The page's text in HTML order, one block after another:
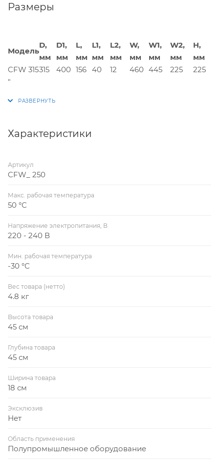
Размеры
Модель
D,
мм
D1,
мм
L,
мм
L1,
мм
L2,
мм
W,
мм
W1,
мм
W2,
мм
H,
мм
CFW 315315 400 156 40 12 460 445 225
225
"
Характеристики
Артикул
CFW_ 250
Макс. рабочая температура
50 °С
Напряжение электропитания, В
220 - 240 В
Мин. рабочая температура
-30 °С
Вес товара (нетто)
4.8 кг
Высота товара
45 см
Глубина товара
45 см
Ширина товара
18 см
Эксклюзив
Нет
Область применения
Полупромышленное оборудование